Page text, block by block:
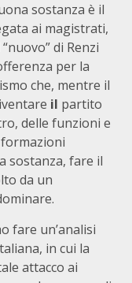
sostanza è il
ai magistrati,
di Renzi
per la
che, mentre il
il partito
delle funzioni e
sostanza, fare il
da un
fare un’analisi
in cui la
attacco ai